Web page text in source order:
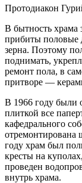
Протодиакон
В бытность храма
прибиты половые
зерна. Поэтому
поднимать,
ремонт пола, в
притворе —
В 1966 году были
плиткой все
кафедрального
отремонтирована
году храм был
кресты на
проведен
внутрь храма.